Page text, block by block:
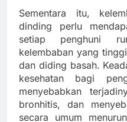
Sementara itu,
dinding perlu
setiap penghuni
kelembaban yang
dan diding basah.
kesehatan bagi
menyebabkan
bronhitis, dan
secara umum